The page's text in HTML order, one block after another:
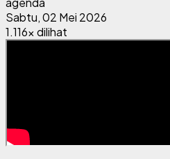
Sabtu, 02 Mei 2026
1.116x dilihat